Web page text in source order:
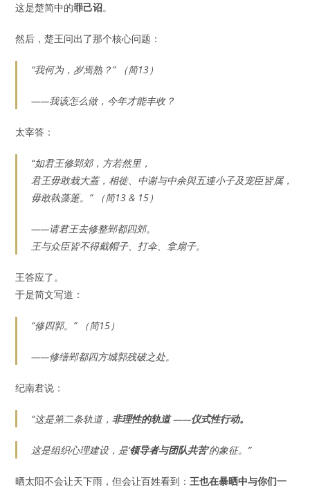
这是楚简中的罪己诏。
然后，楚王问出了那个核心问题：
“我何为，岁焉熟？” （简13）
——我该怎么做，今年才能丰收？
太宰答：
“如君王修郢郊，方若然里，
君王毋敢栽大蓋，相徙、中谢与中余與五連小子及宠臣皆属，
毋敢執藻箑。” （简13 & 15）
——请君王去修整郢都四郊。
王与众臣皆不得戴帽子、打伞、拿扇子。
王答应了。
于是简文写道：
“修四郭。” （简15）
——修缮郢都四方城郭残破之处。
纪南君说：
“这是第二条轨道，非理性的轨道 ——仪式性行动。
这是组织心理建设，是‘领导者与团队共苦’的象征。”
晒太阳不会让天下雨，但会让百姓看到：王也在暴晒中与你们一